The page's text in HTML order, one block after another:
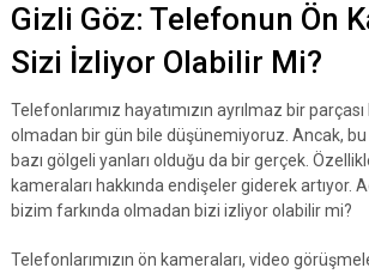
Gizli Göz: Telefonun Ön
Sizi İzliyor Olabilir Mi?
Telefonlarımız hayatımızın ayrılmaz bir
olmadan bir gün bile düşünemiyoruz. Ancak,
bazı gölgeli yanları olduğu da bir gerçek.
kameraları hakkında endişeler giderek artıyor.
bizim farkında olmadan bizi izliyor olabilir mi?
Telefonlarımızın ön kameraları, video